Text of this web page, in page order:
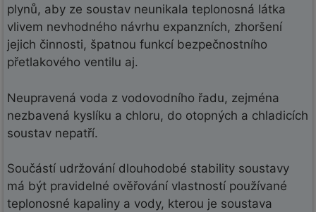
plynů, aby ze soustav neunikala teplonosná látka
vlivem nevhodného návrhu expanzních, zhoršení
jejich činnosti, špatnou funkcí bezpečnostního
přetlakového ventilu aj.
Neupravená voda z vodovodního řadu, zejména
nezbavená kyslíku a chloru, do otopných a chladicích
soustav nepatří.
Součástí udržování dlouhodobé stability soustavy
má být pravidelné ověřování vlastností používané
teplonosné kapaliny a vody, kterou je soustava